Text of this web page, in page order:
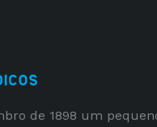
de 1898 um